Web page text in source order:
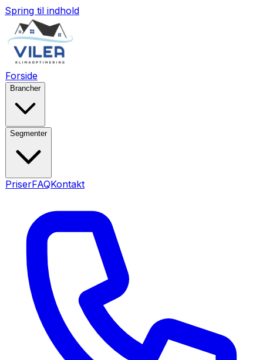
Spring til indhold
Forside
Brancher
Segmenter
PriserFAQKontakt